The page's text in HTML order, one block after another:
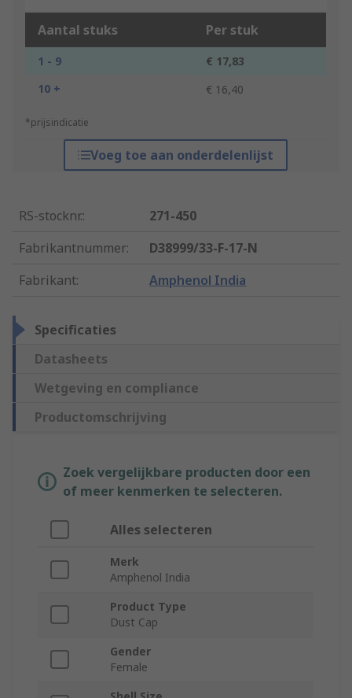
Aantal stuks Per stuk
1 - 9
€ 17,83
10 +
€ 16,40
*prijsindicatie
Voeg toe aan onderdelenlijst
RS-stocknr.:
271-450
Fabrikantnummer:
D38999/33-F-17-N
Fabrikant: Amphenol India
Specificaties
Datasheets
Wetgeving en compliance
Productomschrijving
Zoek vergelijkbare producten door een
of meer kenmerken te selecteren.
Alles selecteren
Merk
Amphenol India
Product Type
Dust Cap
Gender
Female